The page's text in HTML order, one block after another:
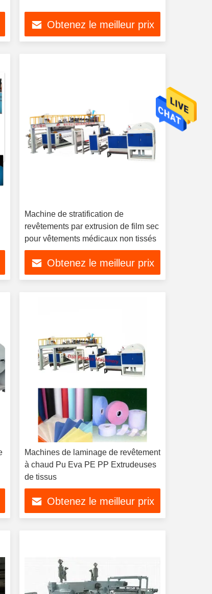
Obtenez le meilleur prix
Machine de stratification de
revêtements par extrusion de film sec
pour vêtements médicaux non tissés
Obtenez le meilleur prix
Machines de laminage de revêtement
à chaud Pu Eva PE PP Extrudeuses
de tissus
Obtenez le meilleur prix